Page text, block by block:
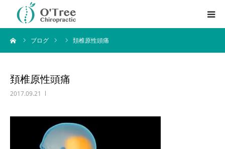
ブログ 頚椎原性頭痛
頚椎原性頭痛
2017.09.21
はじめての方へ
ブログ